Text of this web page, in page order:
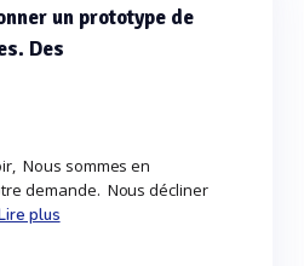
un prototype de
Des
Nous sommes en
demande. Nous décliner
plus